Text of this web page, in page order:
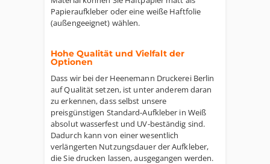
Papieraufkleber oder eine weiße Haftfolie
(außengeeignet) wählen.
Hohe Qualität und Vielfalt der
Optionen
Dass wir bei der Heenemann Druckerei Berlin
auf Qualität setzen, ist unter anderem daran
zu erkennen, dass selbst unsere
preisgünstigen Standard-Aufkleber in Weiß
absolut wasserfest und UV-beständig sind.
Dadurch kann von einer wesentlich
verlängerten Nutzungsdauer der Aufkleber,
die Sie drucken lassen, ausgegangen werden.